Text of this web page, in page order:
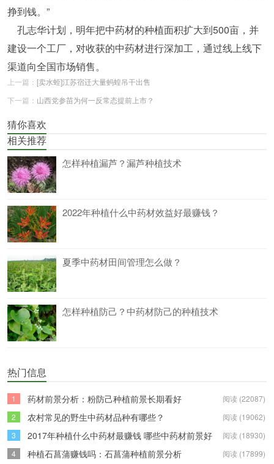
挣到钱。”
孔志华计划，明年把中药材的种植面积扩大到500亩，并
建设一个工厂，对收获的中药材进行深加工，通过线上线下
渠道向全国市场销售。
上一篇： [卖水蛭]江苏宿迁大量蚂蝗吊干出售
下一篇： 山西党参苗为何一反常态提前上市？
猜你喜欢
相关推荐
怎样种植漏芦？漏芦种植技术
2022年种植什么中药材效益好最赚钱？
夏季中药材田间管理怎么做？
怎样种植防己？中药材防己的种植技术
热门信息
阅读 (22087)
1 药材前景分析：粉防己种植前景长期看好
阅读 (19062)
2 农村常见的野生中药材品种有哪些？
阅读 (18930)
3 2017年种植什么中药材最赚钱 哪些中药材前景好
阅读 (17899)
4 种植石菖蒲赚钱吗：石菖蒲种植前景分析